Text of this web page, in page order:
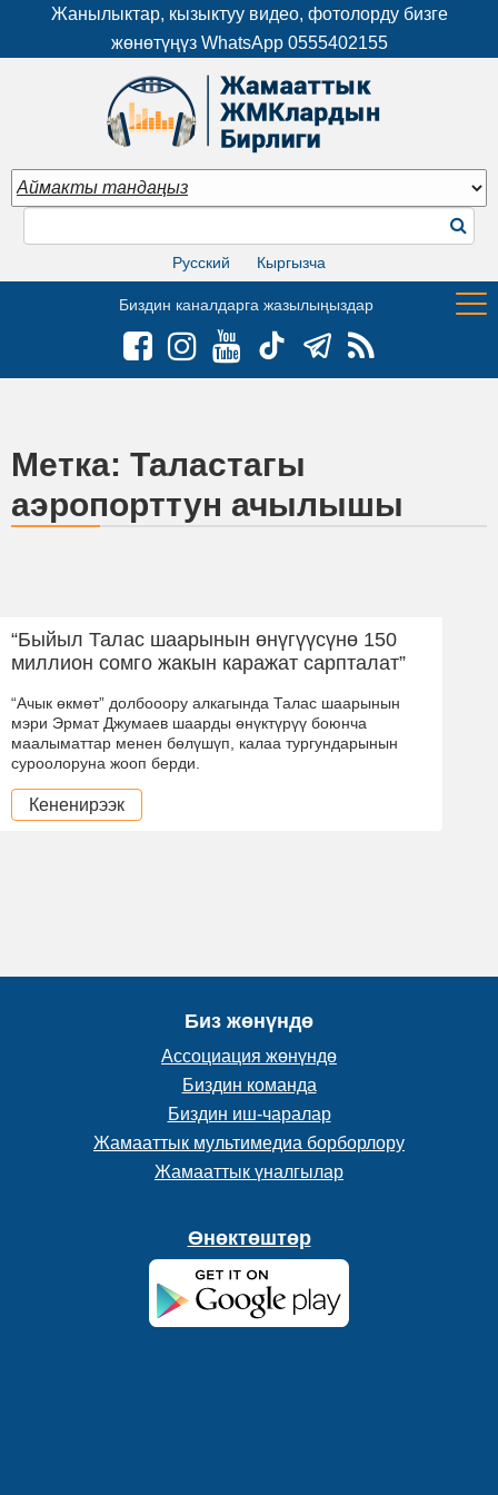
Жанылыктар, кызыктуу видео, фотолорду бизге
жөнөтүңүз WhatsApp 0555402155
Русский Кыргызча
Биздин каналдарга жазылыңыздар
Метка: Таластагы
аэропорттун ачылышы
“Быйыл Талас шаарынын өнүгүүсүнө 150
миллион сомго жакын каражат сарпталат”
“Ачык өкмөт” долбооору алкагында Талас шаарынын
мэри Эрмат Джумаев шаарды өнүктүрүү боюнча
маалыматтар менен бөлүшүп, калаа тургундарынын
суроолоруна жооп берди.
Кененирээк
Биз жөнүндө
Ассоциация жөнүндө
Биздин команда
Биздин иш-чаралар
Жамааттык мультимедиа борборлору
Жамааттык үналгылар
Өнөктөштөр